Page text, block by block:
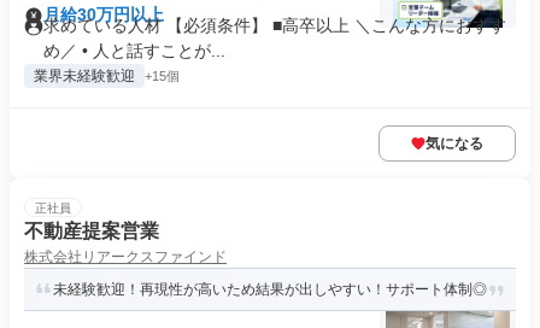
月給30万円以上
求めている人材 【必須条件】 ■高卒以上 ＼こんな方におすす
め／ • 人と話すことが...
業界未経験歓迎 +15個
気になる
正社員
不動産提案営業
株式会社リアークスファインド
未経験歓迎！再現性が高いため結果が出しやすい！サポート体制◎